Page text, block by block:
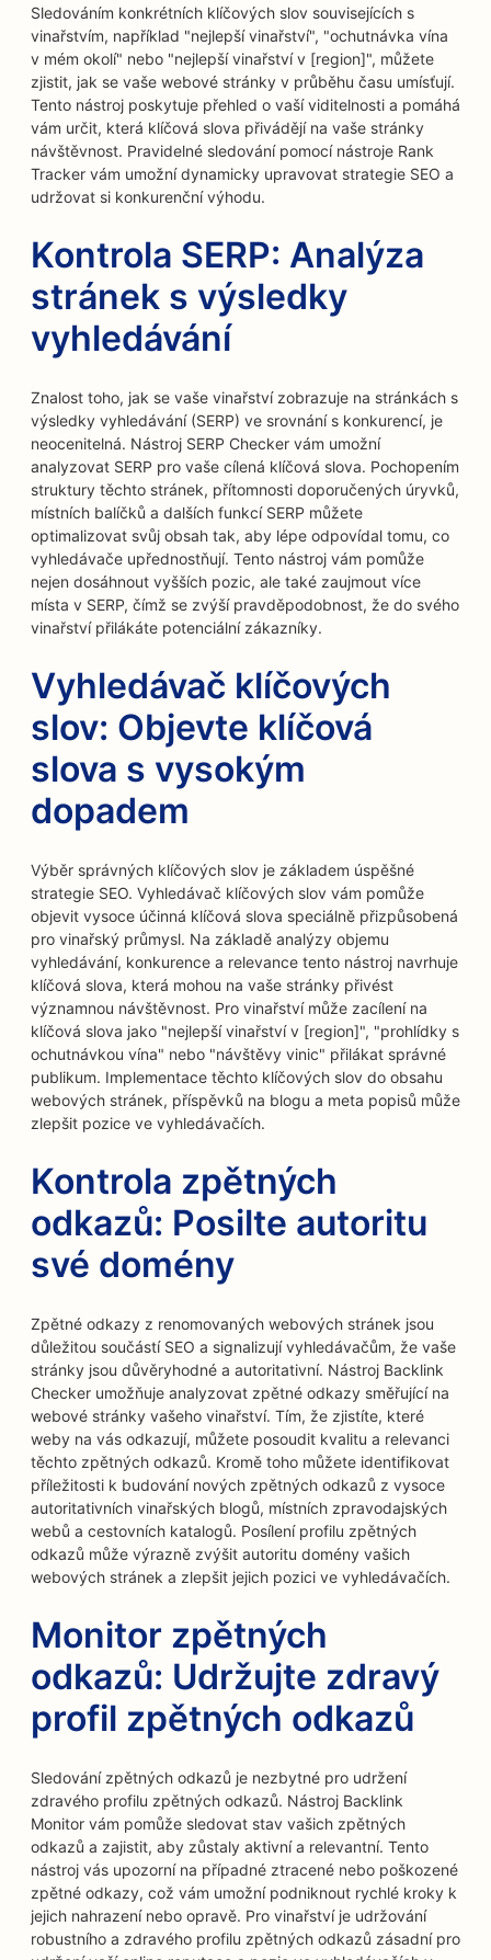
Sledováním konkrétních klíčových slov souvisejících s
vinařstvím, například "nejlepší vinařství", "ochutnávka vína
v mém okolí" nebo "nejlepší vinařství v [region]", můžete
zjistit, jak se vaše webové stránky v průběhu času umísťují.
Tento nástroj poskytuje přehled o vaší viditelnosti a pomáhá
vám určit, která klíčová slova přivádějí na vaše stránky
návštěvnost. Pravidelné sledování pomocí nástroje Rank
Tracker vám umožní dynamicky upravovat strategie SEO a
udržovat si konkurenční výhodu.
Kontrola SERP: Analýza
stránek s výsledky
vyhledávání
Znalost toho, jak se vaše vinařství zobrazuje na stránkách s
výsledky vyhledávání (SERP) ve srovnání s konkurencí, je
neocenitelná. Nástroj SERP Checker vám umožní
analyzovat SERP pro vaše cílená klíčová slova. Pochopením
struktury těchto stránek, přítomnosti doporučených úryvků,
místních balíčků a dalších funkcí SERP můžete
optimalizovat svůj obsah tak, aby lépe odpovídal tomu, co
vyhledávače upřednostňují. Tento nástroj vám pomůže
nejen dosáhnout vyšších pozic, ale také zaujmout více
místa v SERP, čímž se zvýší pravděpodobnost, že do svého
vinařství přilákáte potenciální zákazníky.
Vyhledávač klíčových
slov: Objevte klíčová
slova s vysokým
dopadem
Výběr správných klíčových slov je základem úspěšné
strategie SEO. Vyhledávač klíčových slov vám pomůže
objevit vysoce účinná klíčová slova speciálně přizpůsobená
pro vinařský průmysl. Na základě analýzy objemu
vyhledávání, konkurence a relevance tento nástroj navrhuje
klíčová slova, která mohou na vaše stránky přivést
významnou návštěvnost. Pro vinařství může zacílení na
klíčová slova jako "nejlepší vinařství v [region]", "prohlídky s
ochutnávkou vína" nebo "návštěvy vinic" přilákat správné
publikum. Implementace těchto klíčových slov do obsahu
webových stránek, příspěvků na blogu a meta popisů může
zlepšit pozice ve vyhledávačích.
Kontrola zpětných
odkazů: Posilte autoritu
své domény
Zpětné odkazy z renomovaných webových stránek jsou
důležitou součástí SEO a signalizují vyhledávačům, že vaše
stránky jsou důvěryhodné a autoritativní. Nástroj Backlink
Checker umožňuje analyzovat zpětné odkazy směřující na
webové stránky vašeho vinařství. Tím, že zjistíte, které
weby na vás odkazují, můžete posoudit kvalitu a relevanci
těchto zpětných odkazů. Kromě toho můžete identifikovat
příležitosti k budování nových zpětných odkazů z vysoce
autoritativních vinařských blogů, místních zpravodajských
webů a cestovních katalogů. Posílení profilu zpětných
odkazů může výrazně zvýšit autoritu domény vašich
webových stránek a zlepšit jejich pozici ve vyhledávačích.
Monitor zpětných
odkazů: Udržujte zdravý
profil zpětných odkazů
Sledování zpětných odkazů je nezbytné pro udržení
zdravého profilu zpětných odkazů. Nástroj Backlink
Monitor vám pomůže sledovat stav vašich zpětných
odkazů a zajistit, aby zůstaly aktivní a relevantní. Tento
nástroj vás upozorní na případné ztracené nebo poškozené
zpětné odkazy, což vám umožní podniknout rychlé kroky k
jejich nahrazení nebo opravě. Pro vinařství je udržování
robustního a zdravého profilu zpětných odkazů zásadní pro